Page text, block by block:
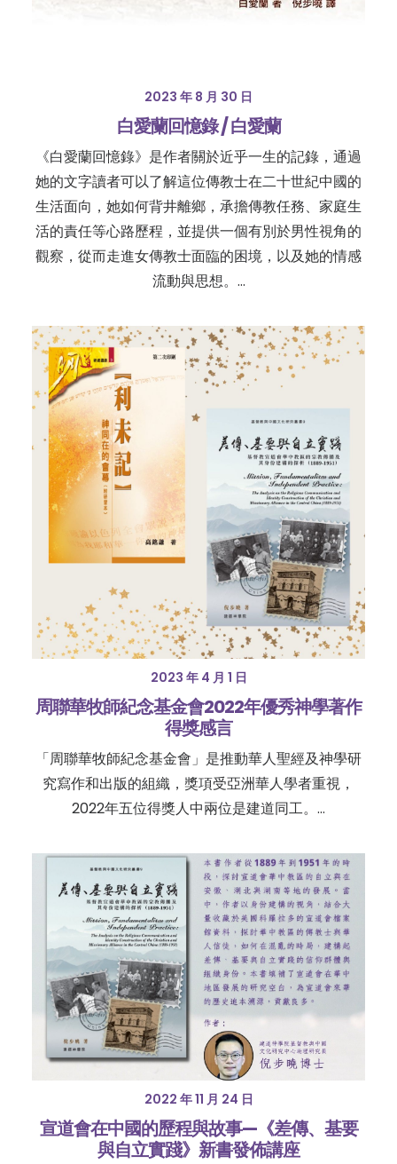
2023 年 8 月 30 日
白愛蘭回憶錄 / 白愛蘭
《白愛蘭回憶錄》是作者關於近乎一生的記錄，通過
她的文字讀者可以了解這位傳教士在二十世紀中國的
生活面向，她如何背井離鄉，承擔傳教任務、家庭生
活的責任等心路歷程，並提供一個有別於男性視角的
觀察，從而走進女傳教士面臨的困境，以及她的情感
流動與思想。…
2023 年 4 月 1 日
周聯華牧師紀念基金會2022年優秀神學著作
得獎感言
「周聯華牧師紀念基金會」是推動華人聖經及神學研
究寫作和出版的組織，獎項受亞洲華人學者重視，
2022年五位得獎人中兩位是建道同工。…
2022 年 11 月 24 日
宣道會在中國的歷程與故事—《差傳、基要
與自立實踐》新書發佈講座